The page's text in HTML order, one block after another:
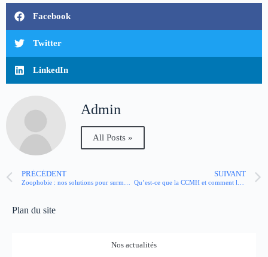
Facebook
Twitter
LinkedIn
Admin
All Posts »
PRÉCÉDENT SUIVANT
Plan du site
Nos actualités